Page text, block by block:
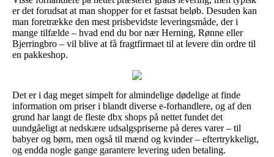
er det forudsat at man shopper for et fastsat beløb. Desuden kan
man foretrække den mest prisbevidste leveringsmåde, der i
mange tilfælde – hvad end du bor nær Herning, Rønne eller
Bjerringbro – vil blive at få fragtfirmaet til at levere din ordre til
en pakkeshop.
Det er i dag meget simpelt for almindelige dødelige at finde
information om priser i blandt diverse e-forhandlere, og af den
grund har langt de fleste dbx shops på nettet fundet det
uundgåeligt at nedskære udsalgspriserne på deres varer – til
babyer og børn, men også til mænd og kvinder – eftertrykkeligt,
og endda nogle gange garantere levering uden betaling.